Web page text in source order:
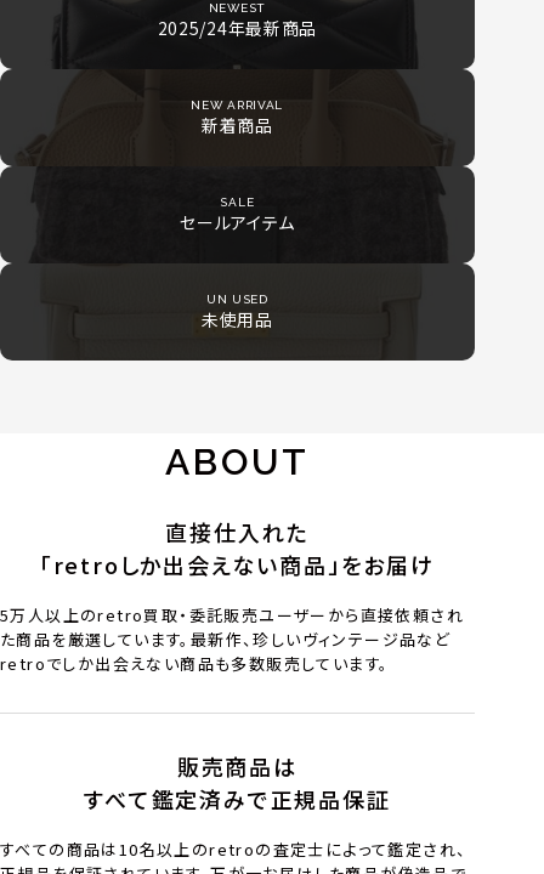
NEWEST
2025/24年最新商品
NEW ARRIVAL
新着商品
SALE
セールアイテム
UN USED
未使用品
ABOUT
直接仕入れた
「retroしか出会えない商品」をお届け
5万人以上のretro買取・委託販売ユーザーから直接依頼され
た商品を厳選しています。最新作、珍しいヴィンテージ品など
retroでしか出会えない商品も多数販売しています。
販売商品は
すべて鑑定済みで正規品保証
すべての商品は10名以上のretroの査定士によって鑑定され、